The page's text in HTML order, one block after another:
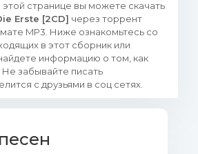
странице вы можете скачать
Erste [2CD] через торрент
MP3. Ниже ознакомьтесь со
в этот сборник или
информацию о том, как
Не забывайте писать
с друзьями в соц сетях.